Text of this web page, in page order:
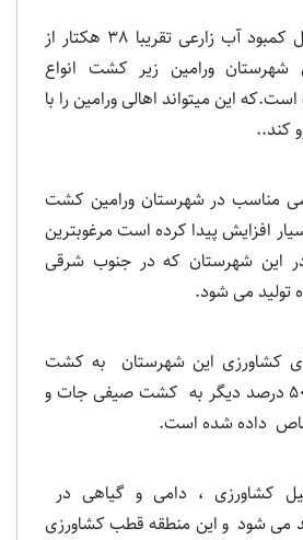
در حال حاضر به دلیل کمبود آب زارعی تقریبا 38 هکتار از
ورامین زیر کشت انواع
این میتواند اهالی ورامین را با
کند..
مناسب در شهرستان ورامین کشت
افزایش پیدا کرده است مرغوبترین
این شهرستان که در جنوب شرقی
تولید می شود.
کشاورزی این شهرستان به کشت
غلات ،گندم و جو و 50 درصد دیگر به کشت صیفی جات و
داده شده است.
کشاورزی ، دامی و گیاهی در
می شود و این منطقه قطب کشاورزی